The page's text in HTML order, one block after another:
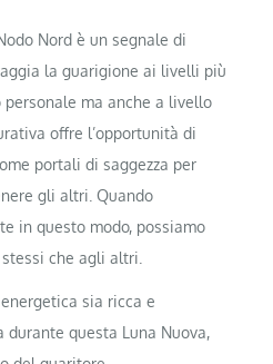
Nord è un segnale di
la guarigione ai livelli più
ma anche a livello
offre l’opportunità di
portali di saggezza per
gli altri. Quando
in questo modo, possiamo
che agli altri.
sia ricca e
questa Luna Nuova,